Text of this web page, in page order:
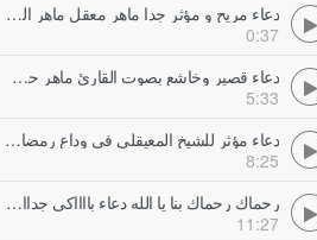
دعاء مريح و مؤثر جدا ماهر معقل ماهر المعيقلي
0:37
دعاء قصير وخاشع بصوت القارئ ماهر حمد المعيقلي
5:33
دعاء مؤثر للشيخ المعيقلي في وداع رمضان ليلة رمضان من صلاة القيام والتهجد الحرم المكي
8:25
رحماك رحماك بنا يا الله دعاء بااااكى جداا للشيخ إدريس أبكر ليلة رمضان بكى وأبكى
11:27